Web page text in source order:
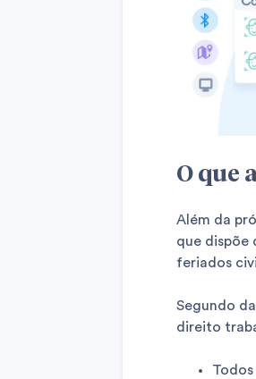
O que
Além da
que dispõe
feriados
Segundo
direito